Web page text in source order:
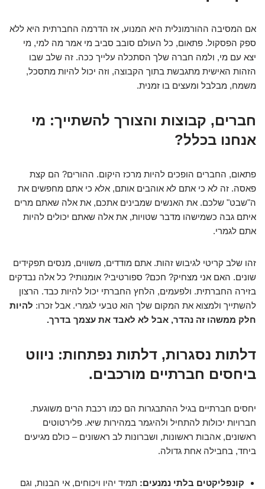
אם המסיבה ההורמונלית היא המנוע, אז הדרמה החברתית היא ללא
ספק הפסקול. פתאום, כל העולם סובב סביב מי אמר מה למי, מי
יצא עם מי, ולמה חברה שלך הסתכלה עלייך ככה. זה שלב שבו
הזהות האישית מתגבשת בתוך הקבוצה, וזה יכול להיות מתסכל,
משמח, מבלבל ומעצים בו זמנית.
חברים, קבוצות והצורך להשתייך: מי
אנחנו בכלל?
פתאום, החברים הופכים להיות מרכז היקום. ההורים? הם קצת
פאסה. זה לא כי אתם לא אוהבים אותם, אלא כי אתם מחפשים את
ה"שבט" שלכם. את האנשים שמבינים אתכם, את אלה שאתם מרים
איתם גבה כשמישהו מדבר שטויות, את אלה שאתם יכולים להיות
אתם לגמרי.
זהו שלב קריטי לגיבוש זהות. אתם מודדים, משווים, מנסים תפקידים
שונים. האם אני מצחיק? חכם? ספורטיבי? אומנותי? כל אלה נבדקים
בזירה החברתית. ולפעמים, הלחץ החברתי יכול להיות כבד. הרצון
להשתייך ולמצוא את המקום שלך הוא טבעי לגמרי. אבל זכרו: להיות
חלק ממשהו זה נהדר, אבל לא לאבד את עצמך בדרך.
דלתות נסגרות, דלתות נפתחות: ניווט
ביחסים חברתיים מורכבים.
יחסים חברתיים בגיל ההתבגרות הם כמו רכבת הרים משוגעת.
חברויות יכולות להתחיל ולהיגמר במהירות שיא. פלירטוטים
ראשונים, אהבות ראשונות, ושברונות לב ראשונים – כולם מגיעים
ביחד, בחבילה אחת גדולה.
קונפליקטים בלתי נמנעים: תמיד יהיו ויכוחים, אי הבנות, וגם